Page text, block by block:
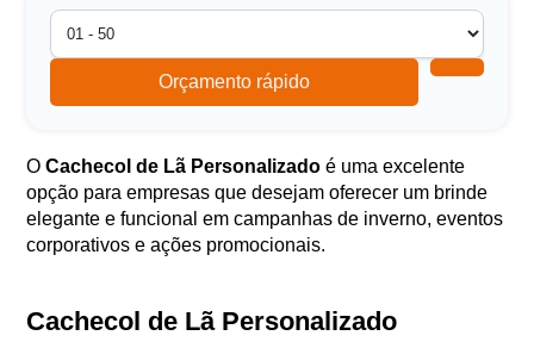
Orçamento rápido
O Cachecol de Lã Personalizado é uma excelente
opção para empresas que desejam oferecer um brinde
elegante e funcional em campanhas de inverno, eventos
corporativos e ações promocionais.
Cachecol de Lã Personalizado